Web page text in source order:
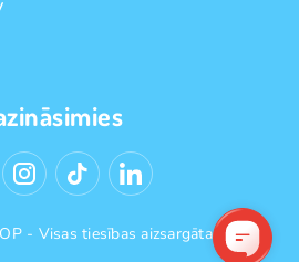
- Visas tiesības aizsargātas